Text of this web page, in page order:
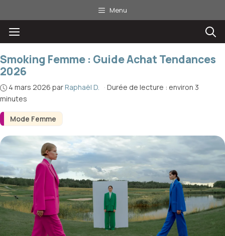
au
contenu
Menu
Menu
Mode Femme
Smoking Femme : Guide Achat Tendances
2026
4 mars 2026 par Raphaël D. · Durée de lecture : environ 3
minutes